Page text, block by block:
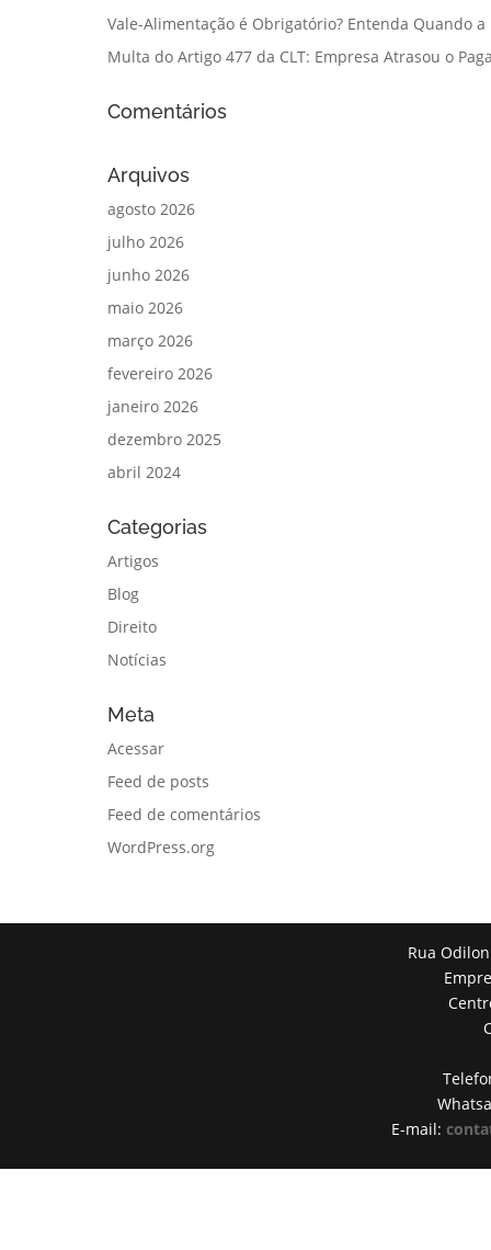
Vale-Alimentação é Obrigatório? Entenda Quando
Multa do Artigo 477 da CLT: Empresa Atrasou o
Comentários
Arquivos
agosto 2026
julho 2026
junho 2026
maio 2026
março 2026
fevereiro 2026
janeiro 2026
dezembro 2025
abril 2024
Categorias
Artigos
Blog
Direito
Notícias
Meta
Acessar
Feed de posts
Feed de comentários
WordPress.org
Rua
E-mail: